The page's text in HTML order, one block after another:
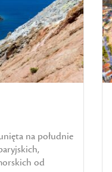
na południe
od